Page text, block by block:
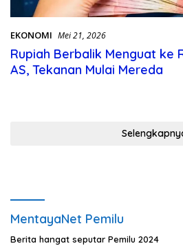
EKONOMI Mei 21, 2026
Rupiah Berbalik Menguat ke
AS, Tekanan Mulai Mereda
MentayaNet Pemilu
Berita hangat seputar Pemilu 2024